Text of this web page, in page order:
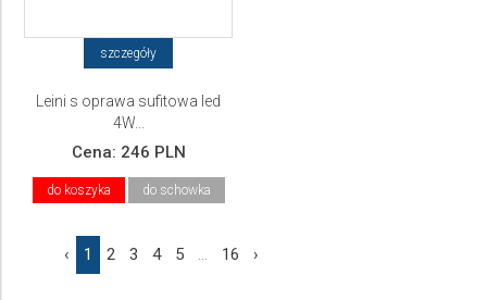
szczegóły
Leini s oprawa sufitowa led
4W...
Cena: 246 PLN
do koszyka do schowka
‹ 1 2 3 4 5 ... 16 ›